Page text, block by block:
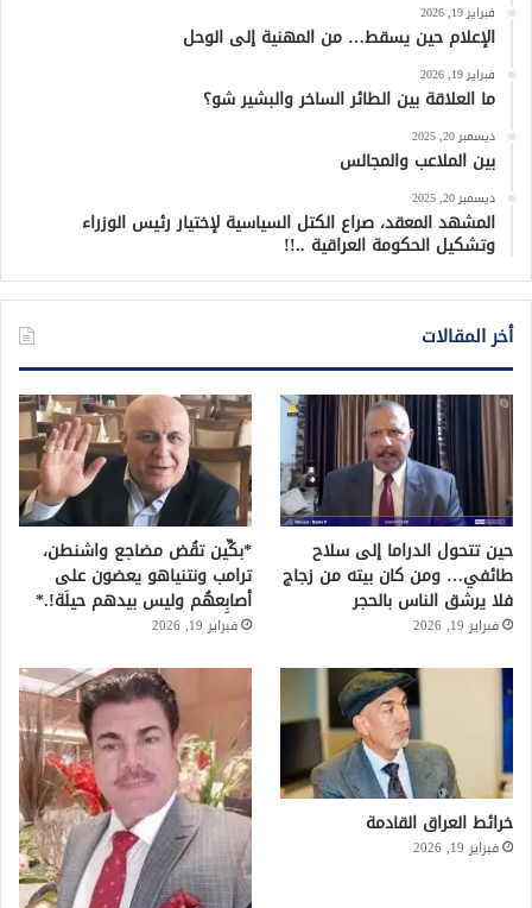
فبراير 19, 2026
الإعلام حين يسقط… من المهنية إلى الوحل
فبراير 19, 2026
ما العلاقة بين الطائر الساخر والبشير شو؟
ديسمبر 20, 2025
بين الملاعب والمجالس
ديسمبر 20, 2025
المشهد المعقد، صراع الكتل السياسية لإختيار رئيس الوزراء
وتشكيل الحكومة العراقية ..!!
أخر المقالات
حين تتحول الدراما إلى سلاح
طائفي… ومن كان بيته من زجاج
فلا يرشق الناس بالحجر
فبراير 19, 2026
*بكِّين تقُض مضاجع واشنطن،
ترامب ونتنياهو يعضون على
أصابِعهُم وليس بيدهم حيلَة!.*
فبراير 19, 2026
خرائط العراق القادمة
فبراير 19, 2026